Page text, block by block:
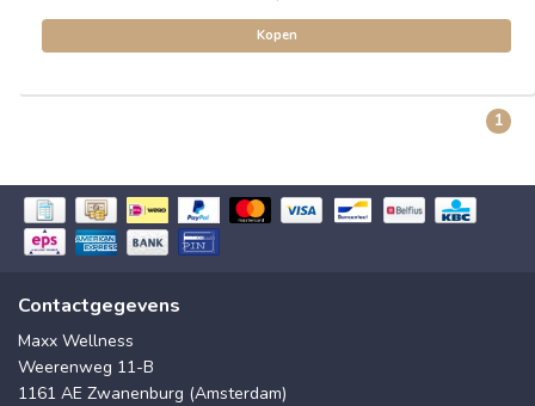
Kopen
1
Contactgegevens
Maxx Wellness
Weerenweg 11-B
1161 AE Zwanenburg (Amsterdam)